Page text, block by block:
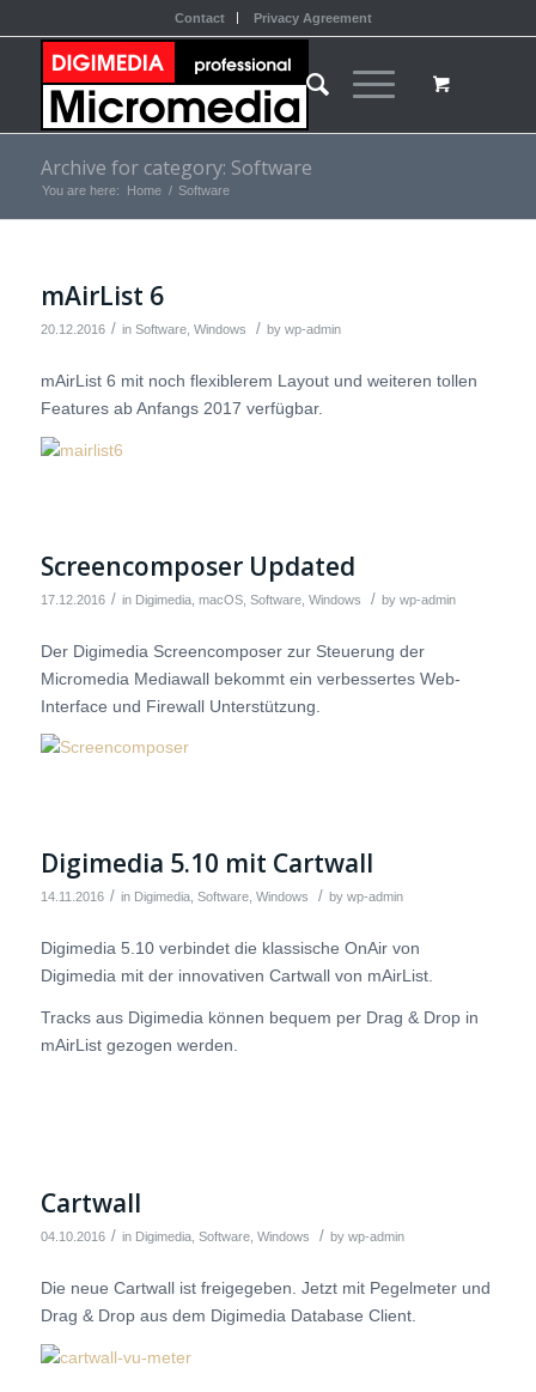
Contact Privacy Agreement
Archive for category: Software
You are here: Home / Software
mAirList 6
20.12.2016 / in Software, Windows / by wp-admin
mAirList 6 mit noch flexiblerem Layout und weiteren tollen
Features ab Anfangs 2017 verfügbar.
Screencomposer Updated
17.12.2016 / in Digimedia, macOS, Software, Windows / by wp-admin
Der Digimedia Screencomposer zur Steuerung der
Micromedia Mediawall bekommt ein verbessertes Web-
Interface und Firewall Unterstützung.
Digimedia 5.10 mit Cartwall
14.11.2016 / in Digimedia, Software, Windows / by wp-admin
Digimedia 5.10 verbindet die klassische OnAir von
Digimedia mit der innovativen Cartwall von mAirList.
Tracks aus Digimedia können bequem per Drag & Drop in
mAirList gezogen werden.
Cartwall
04.10.2016 / in Digimedia, Software, Windows / by wp-admin
Die neue Cartwall ist freigegeben. Jetzt mit Pegelmeter und
Drag & Drop aus dem Digimedia Database Client.